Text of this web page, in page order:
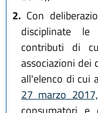
2. Con
disciplinate
contributi di
associazioni dei
all'elenco di cui
27 marzo